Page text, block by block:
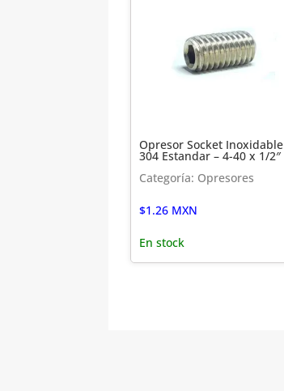
Opresor Socket Inoxidable
304 Estandar – 4-40 x 1/2″
Categoría: Opresores
$1.26 MXN
En stock